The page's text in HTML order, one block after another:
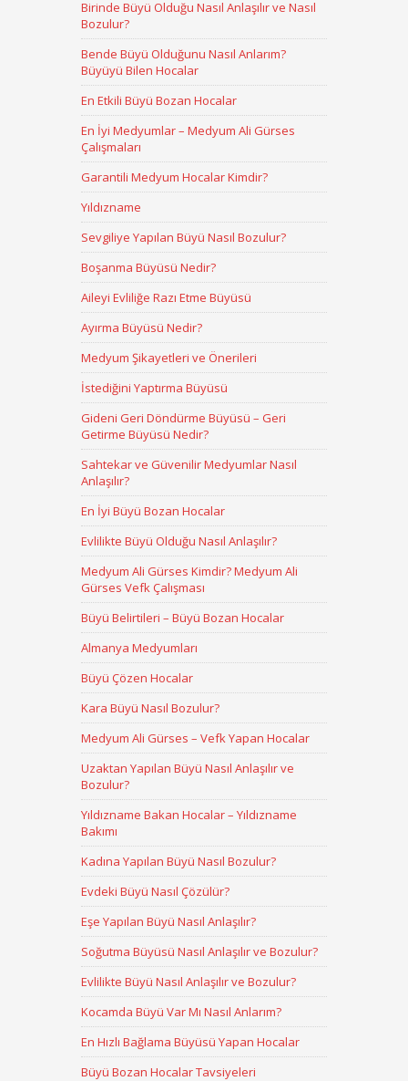
Birinde Büyü Olduğu Nasıl Anlaşılır ve Nasıl
Bozulur?
Bende Büyü Olduğunu Nasıl Anlarım?
Büyüyü Bilen Hocalar
En Etkili Büyü Bozan Hocalar
En İyi Medyumlar – Medyum Ali Gürses
Çalışmaları
Garantili Medyum Hocalar Kimdir?
Yıldızname
Sevgiliye Yapılan Büyü Nasıl Bozulur?
Boşanma Büyüsü Nedir?
Aileyi Evliliğe Razı Etme Büyüsü
Ayırma Büyüsü Nedir?
Medyum Şikayetleri ve Önerileri
İstediğini Yaptırma Büyüsü
Gideni Geri Döndürme Büyüsü – Geri
Getirme Büyüsü Nedir?
Sahtekar ve Güvenilir Medyumlar Nasıl
Anlaşılır?
En İyi Büyü Bozan Hocalar
Evlilikte Büyü Olduğu Nasıl Anlaşılır?
Medyum Ali Gürses Kimdir? Medyum Ali
Gürses Vefk Çalışması
Büyü Belirtileri – Büyü Bozan Hocalar
Almanya Medyumları
Büyü Çözen Hocalar
Kara Büyü Nasıl Bozulur?
Medyum Ali Gürses – Vefk Yapan Hocalar
Uzaktan Yapılan Büyü Nasıl Anlaşılır ve
Bozulur?
Yıldızname Bakan Hocalar – Yıldızname
Bakımı
Kadına Yapılan Büyü Nasıl Bozulur?
Evdeki Büyü Nasıl Çözülür?
Eşe Yapılan Büyü Nasıl Anlaşılır?
Soğutma Büyüsü Nasıl Anlaşılır ve Bozulur?
Evlilikte Büyü Nasıl Anlaşılır ve Bozulur?
Kocamda Büyü Var Mı Nasıl Anlarım?
En Hızlı Bağlama Büyüsü Yapan Hocalar
Büyü Bozan Hocalar Tavsiyeleri